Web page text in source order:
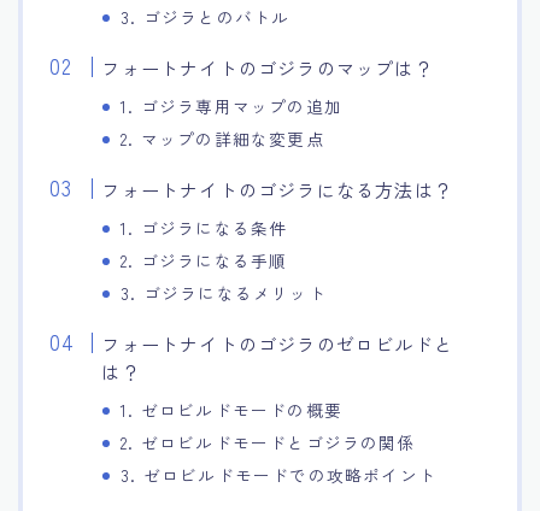
3. ゴジラとのバトル
フォートナイトのゴジラのマップは？
1. ゴジラ専用マップの追加
2. マップの詳細な変更点
フォートナイトのゴジラになる方法は？
1. ゴジラになる条件
2. ゴジラになる手順
3. ゴジラになるメリット
フォートナイトのゴジラのゼロビルドと
は？
1. ゼロビルドモードの概要
2. ゼロビルドモードとゴジラの関係
3. ゼロビルドモードでの攻略ポイント